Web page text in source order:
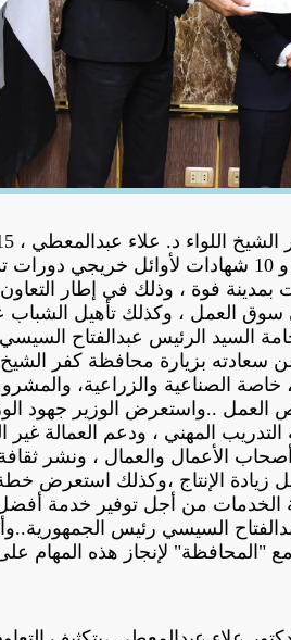
عمل جديد لذوي همم من أبناء "المحافظة"، و 10 شهادات لأوائل خريجي
فوة ، وذلك في إطار
سوق العمل ، وكذلك تأهيل الشباب
السيد الرئيس عبدالفتاح
بزيارة محافظة كفر الشيخ ،
الصناعية والزراعية،
العمل ..واستعرض الوزير جهود
المهني ، ودعم العمالة غير
الأعمال والعمال ، ونشر
زيادة الإنتاج ،وكذلك استعرض
الخدمات من أجل توفير خدمة
السيسي رئيس
"المحافظة" لإنجاز هذه المهام